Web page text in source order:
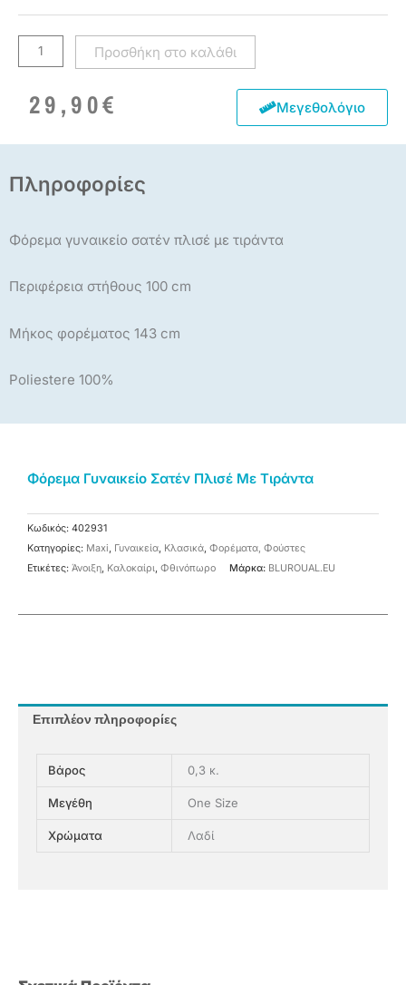
Προσθήκη στο καλάθι
29,90€ Μεγεθολόγιο
Πληροφορίες
Φόρεμα γυναικείο σατέν πλισέ με τιράντα
Περιφέρεια στήθους 100 cm
Μήκος φορέματος 143 cm
Poliestere 100%
Φόρεμα Γυναικείο Σατέν Πλισέ Με Τιράντα
Κωδικός: 402931
Κατηγορίες: Maxi, Γυναικεία, Κλασικά, Φορέματα, Φούστες
Ετικέτες: Άνοιξη, Καλοκαίρι, Φθινόπωρο Μάρκα: BLUROUAL.EU
Επιπλέον πληροφορίες
Βάρος 0,3 κ.
Μεγέθη One Size
Χρώματα Λαδί